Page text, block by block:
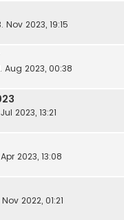
Nov 2023, 19:15
Aug 2023, 00:38
2023, 13:21
2023, 13:08
2022, 01:21